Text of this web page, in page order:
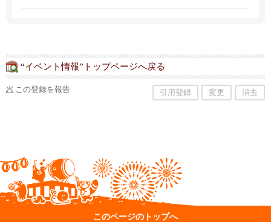
“イベント情報”トップページへ戻る
この登録を報告 引用登録 変更 消去
このページのトップへ